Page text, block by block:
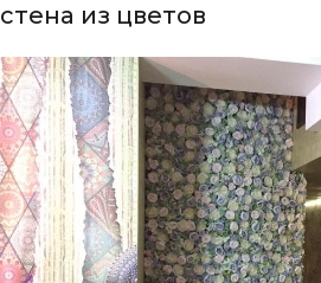
стена из цветов